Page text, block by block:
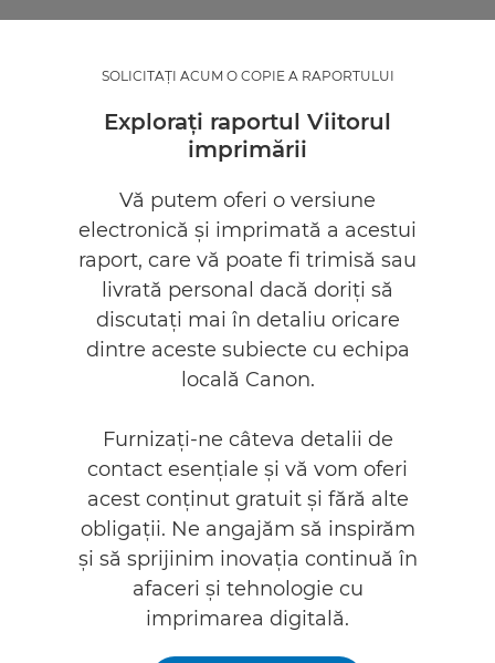
SOLICITAŢI ACUM O COPIE A RAPORTULUI
Exploraţi raportul Viitorul
imprimării
Vă putem oferi o versiune
electronică şi imprimată a acestui
raport, care vă poate fi trimisă sau
livrată personal dacă doriţi să
discutaţi mai în detaliu oricare
dintre aceste subiecte cu echipa
locală Canon.
Furnizaţi-ne câteva detalii de
contact esenţiale şi vă vom oferi
acest conţinut gratuit şi fără alte
obligaţii. Ne angajăm să inspirăm
şi să sprijinim inovaţia continuă în
afaceri şi tehnologie cu
imprimarea digitală.